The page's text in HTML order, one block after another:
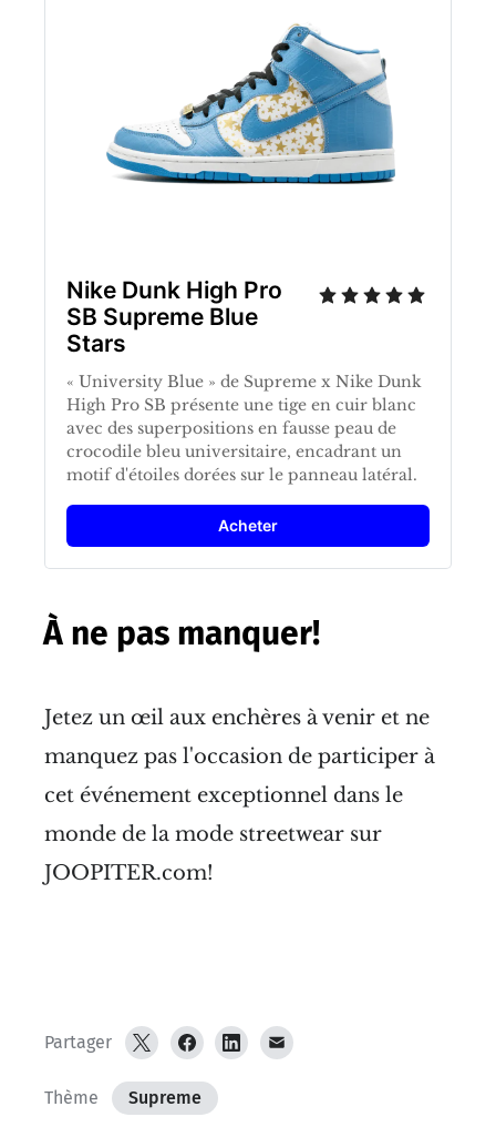
Nike Dunk High Pro
SB Supreme Blue
Stars
« University Blue » de Supreme x Nike Dunk
High Pro SB présente une tige en cuir blanc
avec des superpositions en fausse peau de
crocodile bleu universitaire, encadrant un
motif d'étoiles dorées sur le panneau latéral.
Acheter
À ne pas manquer!
Jetez un œil aux enchères à venir et ne
manquez pas l'occasion de participer à
cet événement exceptionnel dans le
monde de la mode streetwear sur
JOOPITER.com!
Partager
Thème Supreme